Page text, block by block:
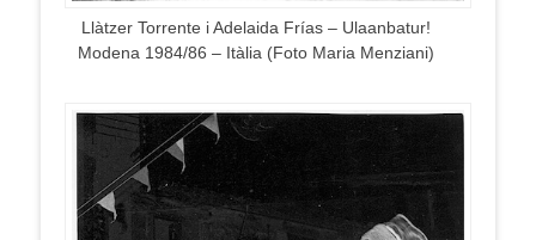
Llàtzer Torrente i Adelaida Frías – Ulaanbatur!
Modena 1984/86 – Itàlia (Foto Maria Menziani)